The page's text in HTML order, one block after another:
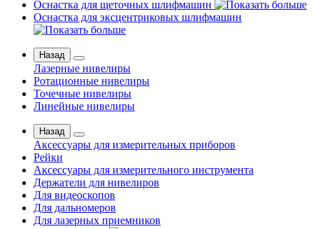
Оснастка для щеточных шлифмашин
Оснастка для эксцентриковых шлифмашин
Назад
Лазерные нивелиры
Ротационные нивелиры
Точечные нивелиры
Линейные нивелиры
Назад
Аксессуары для измерительных приборов
Рейки
Аксессуары для измерительного инструмента
Держатели для нивелиров
Для видеоскопов
Для дальномеров
Для лазерных приемников